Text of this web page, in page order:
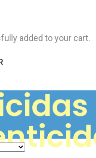
added to your cart.